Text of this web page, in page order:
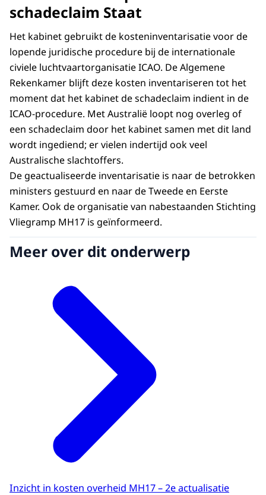
schadeclaim Staat
Het kabinet gebruikt de kosteninventarisatie voor de
lopende juridische procedure bij de internationale
civiele luchtvaartorganisatie ICAO. De Algemene
Rekenkamer blijft deze kosten inventariseren tot het
moment dat het kabinet de schadeclaim indient in de
ICAO-procedure. Met Australië loopt nog overleg of
een schadeclaim door het kabinet samen met dit land
wordt ingediend; er vielen indertijd ook veel
Australische slachtoffers.
De geactualiseerde inventarisatie is naar de betrokken
ministers gestuurd en naar de Tweede en Eerste
Kamer. Ook de organisatie van nabestaanden Stichting
Vliegramp MH17 is geïnformeerd.
Meer over dit onderwerp
Inzicht in kosten overheid MH17 – 2e actualisatie